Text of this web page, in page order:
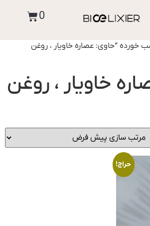
0
خورده “حاوی: عصاره خاویار ، روغن
خاویار ، روغن
حراج!